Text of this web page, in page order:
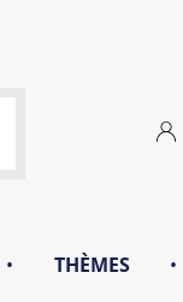
• THÈMES •